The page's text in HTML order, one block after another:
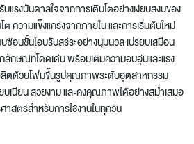
แรงบันดาลใจจากการเติบโตอย่างเงียบสงบของ
ความแข็งแกร่งจากภายใน และการเริ่มต้นใหม่
อนชั้นโอบรับสรีระอย่างนุ่มนวล เปรียบเสมือน
ลักษณ์ที่โดดเด่น พร้อมเติมความอบอุ่นและแรง
ตด้วยโฟมขึ้นรูปคุณภาพระดับอุตสาหกรรม
บเนียน สวยงาม และคงคุณภาพได้อย่างสม่ำเสมอ
สตร์สำหรับการใช้งานในทุกวัน